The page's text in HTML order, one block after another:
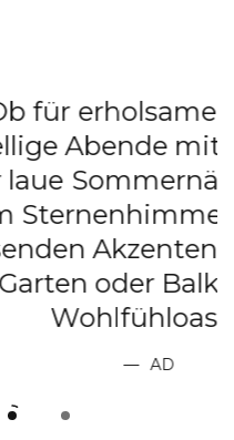
Siestas,
mit Freunden
unter
Mit den
wird jeder
zur